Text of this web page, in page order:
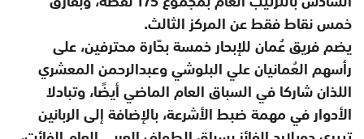
خمس نقاط فقط عن المركز الثالث.
يضم فريق عُمان للإبحار خمسة بحّارة محترفين، على
رأسهم العُمانيان علي البلوشي وعبدالرحمن المعشري
اللذان شاركا في السباق العام الماضي أيضًا، وتبادلا
الأدوار في مهمة ضبط الأشرعة، بالإضافة إلى الربانين